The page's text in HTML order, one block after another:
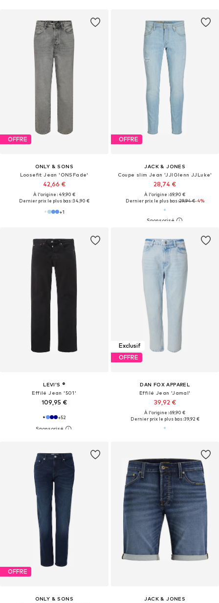
OFFRE
ONLY & SONS
Loosefit Jean 'ONSFade'
42,66 €
À l'origine : 49,90 €
Dernier prix le plus bas :34,90 €
+1
OFFRE
JACK & JONES
Coupe slim Jean 'JJIGlenn JJLuke'
28,74 €
À l'origine : 69,90 €
Dernier prix le plus bas :29,94 €-4%
LEVI'S ®
Effilé Jean '501'
109,95 €
+52
Exclusif
OFFRE
DAN FOX APPAREL
Effilé Jean 'Jamal'
39,92 €
À l'origine : 69,90 €
Dernier prix le plus bas :39,92 €
OFFRE
ONLY & SONS
JACK & JONES